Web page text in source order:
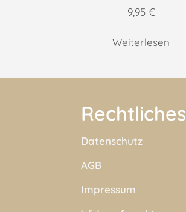
9,95 €
Weiterlesen
Rechtliches
Datenschutz
AGB
Impressum